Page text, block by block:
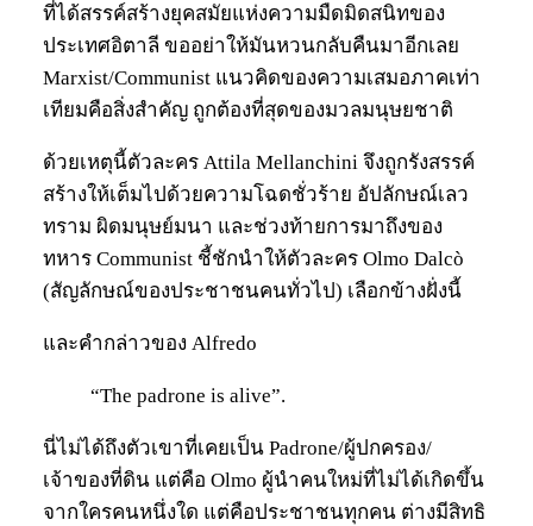
ที่ได้สรรค์สร้างยุคสมัยแห่งความมืดมิดสนิทของ
ประเทศอิตาลี ขออย่าให้มันหวนกลับคืนมาอีกเลย
Marxist/Communist แนวคิดของความเสมอภาคเท่า
เทียมคือสิ่งสำคัญ ถูกต้องที่สุดของมวลมนุษยชาติ
ด้วยเหตุนี้ตัวละคร Attila Mellanchini จึงถูกรังสรรค์
สร้างให้เต็มไปด้วยความโฉดชั่วร้าย อัปลักษณ์เลว
ทราม ผิดมนุษย์มนา และช่วงท้ายการมาถึงของ
ทหาร Communist ชี้ชักนำให้ตัวละคร Olmo Dalcò
(สัญลักษณ์ของประชาชนคนทั่วไป) เลือกข้างฝั่งนี้
และคำกล่าวของ Alfredo
“The padrone is alive”.
นี่ไม่ได้ถึงตัวเขาที่เคยเป็น Padrone/ผู้ปกครอง/
เจ้าของที่ดิน แต่คือ Olmo ผู้นำคนใหม่ที่ไม่ได้เกิดขึ้น
จากใครคนหนึ่งใด แต่คือประชาชนทุกคน ต่างมีสิทธิ